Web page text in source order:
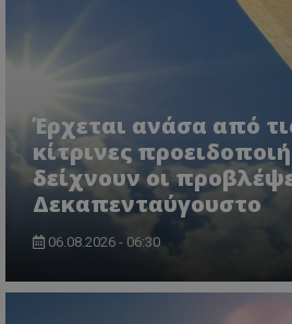
Έρχεται ανάσα από
κίτρινες
δείχνουν οι
Δεκαπενταύγουστο
06.08.2026 - 06:30